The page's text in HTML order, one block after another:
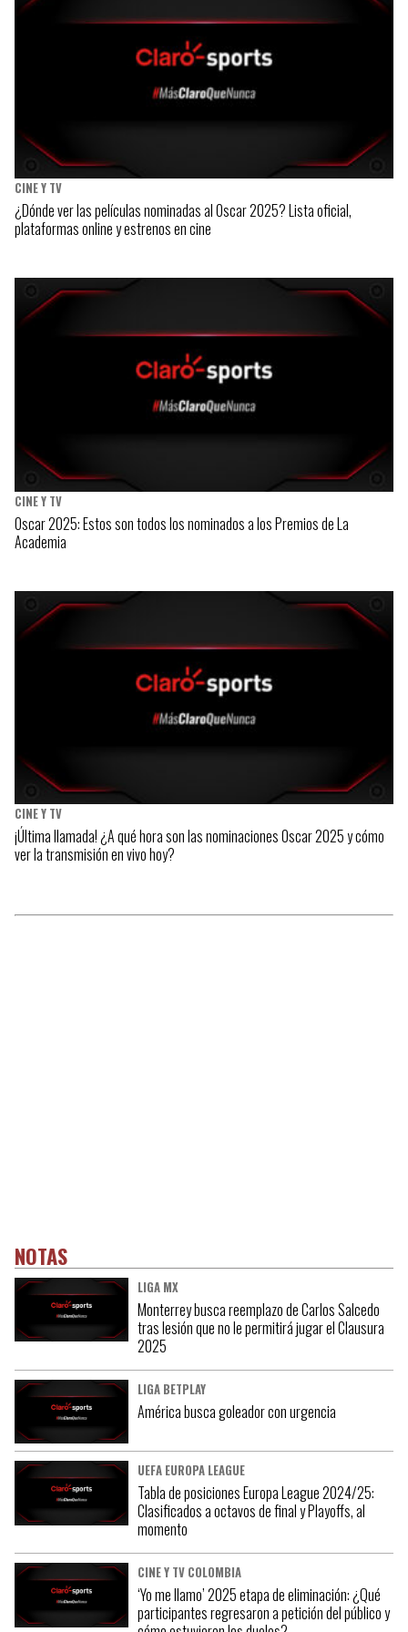
CINE Y TV
¿Dónde ver las películas nominadas al Oscar 2025? Lista oficial,
plataformas online y estrenos en cine
CINE Y TV
Oscar 2025: Estos son todos los nominados a los Premios de La
Academia
CINE Y TV
¡Última llamada! ¿A qué hora son las nominaciones Oscar 2025 y cómo
ver la transmisión en vivo hoy?
NOTAS
LIGA MX
Monterrey busca reemplazo de Carlos Salcedo
tras lesión que no le permitirá jugar el Clausura
2025
LIGA BETPLAY
América busca goleador con urgencia
UEFA EUROPA LEAGUE
Tabla de posiciones Europa League 2024/25:
Clasificados a octavos de final y Playoffs, al
momento
CINE Y TV COLOMBIA
‘Yo me llamo’ 2025 etapa de eliminación: ¿Qué
participantes regresaron a petición del público y